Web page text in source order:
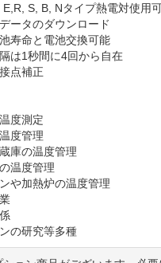
S, B, Nタイプ熱電対使用
ータのダウンロード
寿命と電池交換可能
は1秒間に4回から自在
点補正
度測定
度管理
庫の温度管理
温度管理
や加熱炉の温度管理
の研究等多種